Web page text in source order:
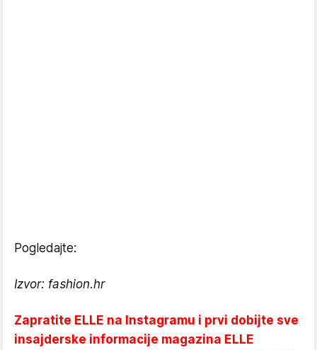
Pogledajte:
Izvor: fashion.hr
Zapratite ELLE na Instagramu i prvi dobijte sve
insajderske informacije magazina ELLE